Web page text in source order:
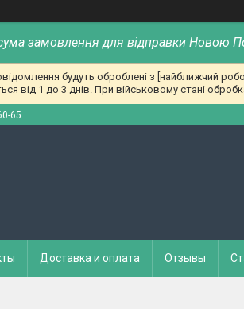
замовлення для відправки Новою
будуть оброблені з [найближчий
від 1 до 3 днів. При військовому стані
65
Доставка и оплата Отзывы